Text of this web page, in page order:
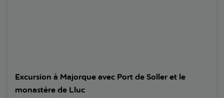
Excursion à Majorque avec Port de Soller et le
monastère de Lluc